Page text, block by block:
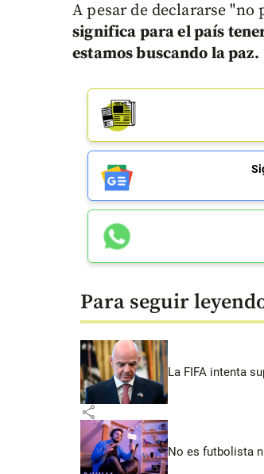
A pesar de declararse "no
significa para el país
estamos buscando la paz.
Para seguir
La FIFA intenta
share
No es futbolista